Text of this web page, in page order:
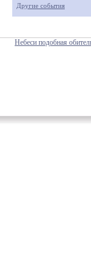
Другие события
Небеси подобная